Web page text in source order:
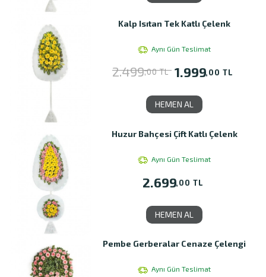
Kalp Isıtan Tek Katlı Çelenk
Aynı Gün Teslimat
2.499,00 TL 1.999,00 TL
HEMEN AL
Huzur Bahçesi Çift Katlı Çelenk
Aynı Gün Teslimat
2.699,00 TL
HEMEN AL
Pembe Gerberalar Cenaze Çelengi
Aynı Gün Teslimat